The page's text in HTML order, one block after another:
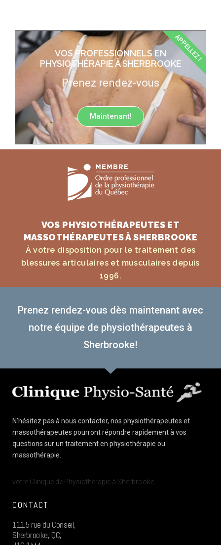
VOS PROFESSIONNELS EN
PHYSIOTHÉRAPIE À SHERBROOKE
Prenez rendez-vous
Maintenant!
APPELLEZ !
VOS PHYSIOTHÉRAPEUTES ET
MASSOTHÉRAPEUTES À SHERBROOKE
À votre disposition pour le traitement des
blessures articulaires et musculaires depuis
1996.
Prenez rendez-vous dès maintenant avec
notre équipe de physiothérapeutes à
Sherbrooke!
N’hésitez pas à nous contacter, nos physiothérapeutes et
massothérapeutes pourront répondre rapidement à vos
questions sur un traitement en physiothérapie ou
massothérapie.
votre Clinique de Physiothérapie à Sherbrooke
CONTACT
1115 rue du Conseil,
Sherbrooke, QC,